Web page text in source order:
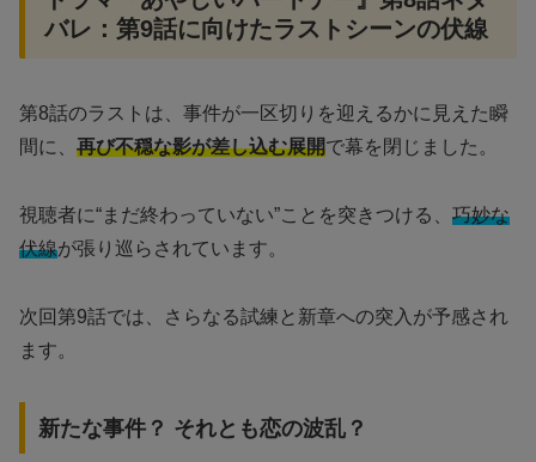
バレ：第9話に向けたラストシーンの伏線
第8話のラストは、事件が一区切りを迎えるかに見えた瞬
間に、 再び不穏な影が差し込む展開で幕を閉じました。
視聴者に“まだ終わっていない”ことを突きつける、 巧妙な
伏線が張り巡らされています。
次回第9話では、さらなる試練と新章への突入が予感され
ます。
新たな事件？ それとも恋の波乱？